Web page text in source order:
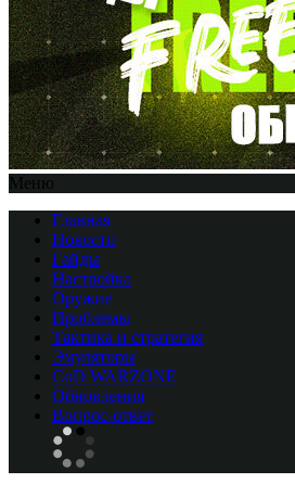
Меню
Главная
Новости
Гайды
Настройка
Оружие
Проблемы
Тактика и стратегия
Эмуляторы
CоD WARZONE
Обновления
Вопрос-ответ